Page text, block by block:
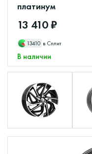
платинум
13 410 ₽
13410 в Сплит
В наличии